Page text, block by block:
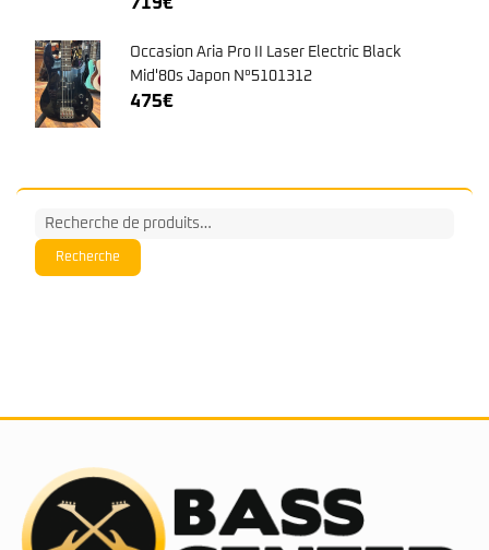
Recherche
pour :
Recherche
22 rue Victor Massé - Paris 9
01 40 16 01 20